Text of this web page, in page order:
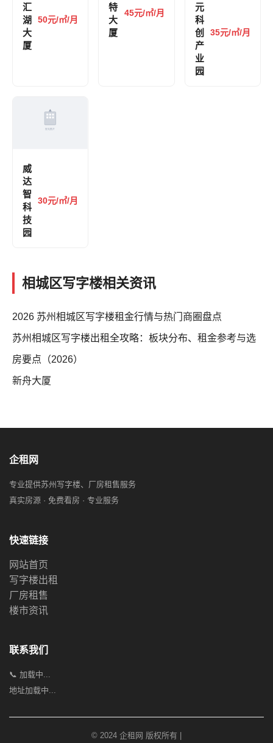
汇
湖
大
厦
50元/㎡/月
特
大
厦
45元/㎡/月
元
科
创
产
业
园
35元/㎡/月
威
达
智
科
技
园
30元/㎡/月
相城区写字楼相关资讯
2026 苏州相城区写字楼租金行情与热门商圈盘点
苏州相城区写字楼出租全攻略：板块分布、租金参考与选
房要点（2026）
新舟大厦
企租网
专业提供苏州写字楼、厂房租售服务
真实房源 · 免费看房 · 专业服务
快速链接
网站首页
写字楼出租
厂房租售
楼市资讯
联系我们
📞 加载中...
地址加载中...
© 2024 企租网 版权所有 |